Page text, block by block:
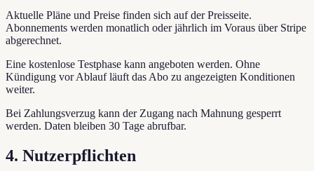
Aktuelle Pläne und Preise finden sich auf der Preisseite.
Abonnements werden monatlich oder jährlich im Voraus über Stripe
abgerechnet.
Eine kostenlose Testphase kann angeboten werden. Ohne
Kündigung vor Ablauf läuft das Abo zu angezeigten Konditionen
weiter.
Bei Zahlungsverzug kann der Zugang nach Mahnung gesperrt
werden. Daten bleiben 30 Tage abrufbar.
4. Nutzerpflichten